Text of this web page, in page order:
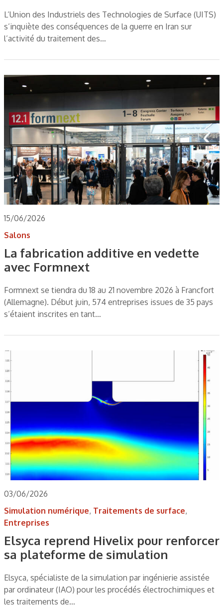
L’Union des Industriels des Technologies de Surface (UITS)
s’inquiète des conséquences de la guerre en Iran sur
l’activité du traitement des…
15/06/2026
Salons
La fabrication additive en vedette
avec Formnext
Formnext se tiendra du 18 au 21 novembre 2026 à Francfort
(Allemagne). Début juin, 574 entreprises issues de 35 pays
s’étaient inscrites en tant…
03/06/2026
Simulation numérique, Traitements de surface,
Entreprises
Elsyca reprend Hivelix pour renforcer
sa plateforme de simulation
Elsyca, spécialiste de la simulation par ingénierie assistée
par ordinateur (IAO) pour les procédés électrochimiques et
les traitements de…